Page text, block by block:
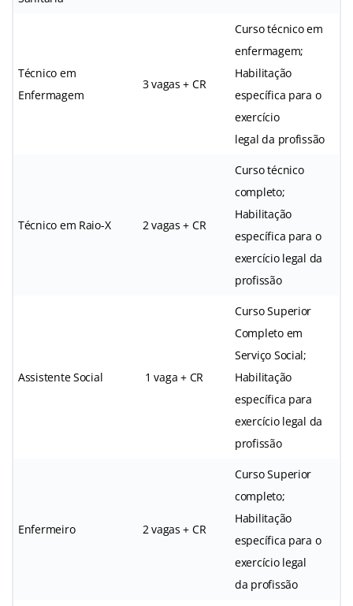
Técnico em
Enfermagem
3 vagas + CR
Curso técnico em
enfermagem;
Habilitação
específica para o
exercício
legal da profissão
Técnico em Raio-X 2 vagas + CR
Curso técnico
completo;
Habilitação
específica para o
exercício legal da
profissão
Assistente Social 1 vaga + CR
Curso Superior
Completo em
Serviço Social;
Habilitação
específica para
exercício legal da
profissão
Enfermeiro 2 vagas + CR
Curso Superior
completo;
Habilitação
específica para o
exercício legal
da profissão